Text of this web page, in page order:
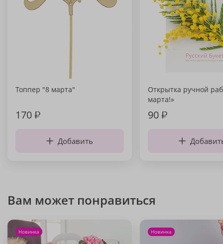
Топпер "8 марта"
170₽
Добавить
Открытка ручной
марта!»
90₽
Вам может понравиться
Новинка Новинка